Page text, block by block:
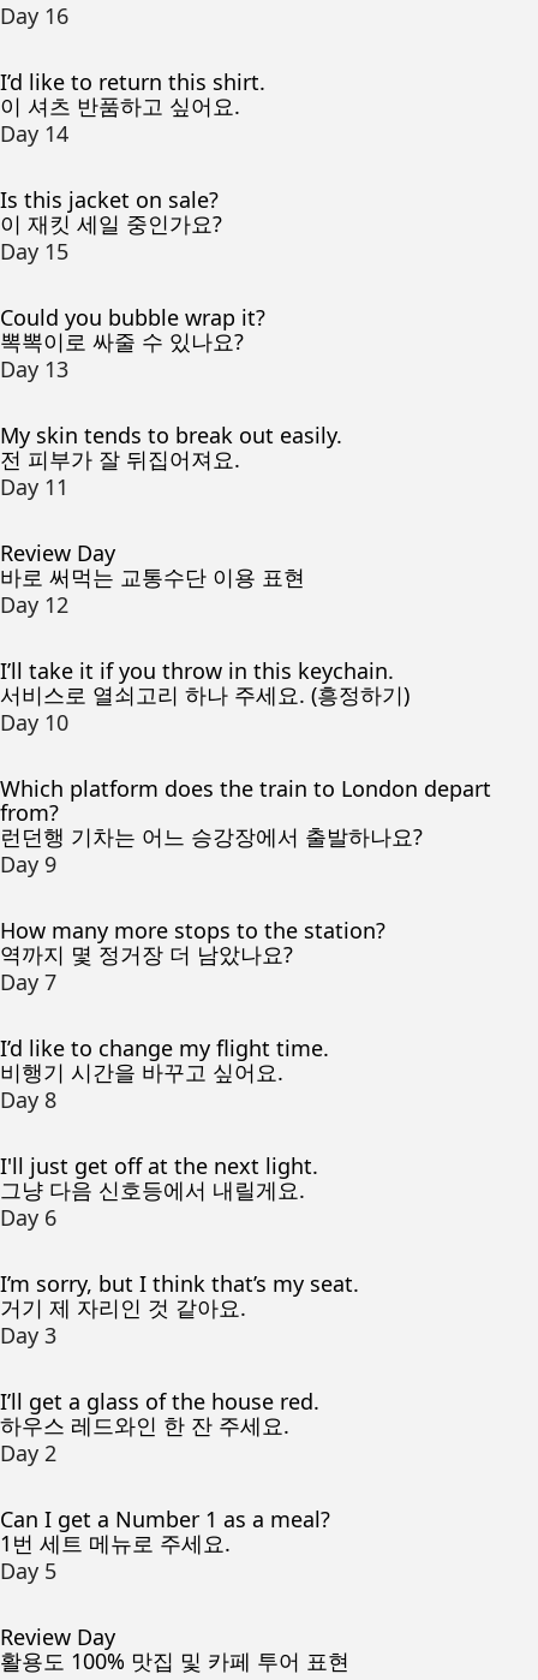
Day 16
I’d like to return this shirt.
이 셔츠 반품하고 싶어요.
Day 14
Is this jacket on sale?
이 재킷 세일 중인가요?
Day 15
Could you bubble wrap it?
뽁뽁이로 싸줄 수 있나요?
Day 13
My skin tends to break out easily.
전 피부가 잘 뒤집어져요.
Day 11
Review Day
바로 써먹는 교통수단 이용 표현
Day 12
I’ll take it if you throw in this keychain.
서비스로 열쇠고리 하나 주세요. (흥정하기)
Day 10
Which platform does the train to London depart
from?
런던행 기차는 어느 승강장에서 출발하나요?
Day 9
How many more stops to the station?
역까지 몇 정거장 더 남았나요?
Day 7
I’d like to change my flight time.
비행기 시간을 바꾸고 싶어요.
Day 8
I'll just get off at the next light.
그냥 다음 신호등에서 내릴게요.
Day 6
I’m sorry, but I think that’s my seat.
거기 제 자리인 것 같아요.
Day 3
I’ll get a glass of the house red.
하우스 레드와인 한 잔 주세요.
Day 2
Can I get a Number 1 as a meal?
1번 세트 메뉴로 주세요.
Day 5
Review Day
활용도 100% 맛집 및 카페 투어 표현